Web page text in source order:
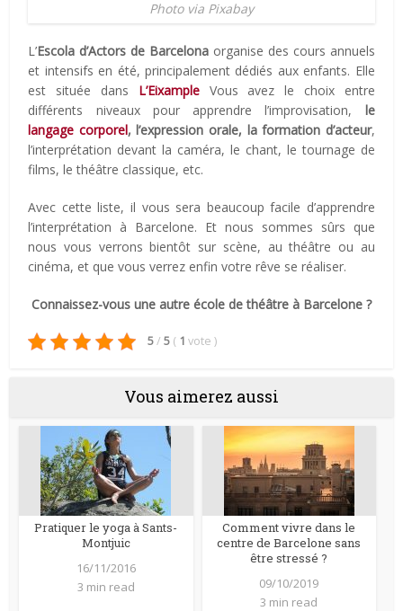
Photo via Pixabay
L’Escola d’Actors de Barcelona organise des cours annuels
et intensifs en été, principalement dédiés aux enfants. Elle
est située dans L’EixampleVous avez le choix entre
différents niveaux pour apprendre l’improvisation, le
langage corporel, l’expression orale, la formation d’acteur,
l’interprétation devant la caméra, le chant, le tournage de
films, le théâtre classique, etc.
Avec cette liste, il vous sera beaucoup facile d’apprendre
l’interprétation à Barcelone. Et nous sommes sûrs que
nous vous verrons bientôt sur scène, au théâtre ou au
cinéma, et que vous verrez enfin votre rêve se réaliser.
Connaissez-vous une autre école de théâtre à Barcelone ?
5/ 5 ( 1 vote )
Vous aimerez aussi
Pratiquer le yoga à Sants-
Montjuic
16/11/2016
3 min read
Comment vivre dans le
centre de Barcelone sans
être stressé ?
09/10/2019
3 min read